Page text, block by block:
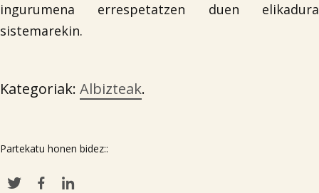
ingurumena errespetatzen duen elikadura
sistemarekin.
Kategoriak: Albizteak.
Partekatu honen bidez::